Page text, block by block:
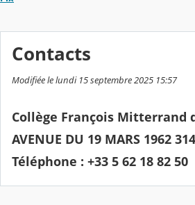
Contacts
Modifiée le lundi 15 septembre 2025 15:57
Collège François Mitterrand
AVENUE DU 19 MARS 1962
Téléphone : +33 5 62 18 82 50